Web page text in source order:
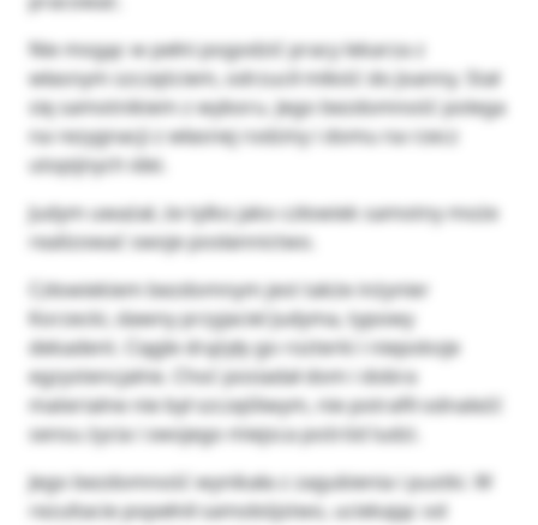
Nie mogąc w pełni pogodzić pracy lekarza z
własnym szczęściem, odrzucił miłość do Joanny. Stał
się samotnikiem z wyboru. Jego bezdomność polega
na rezygnacji z własnej rodziny i domu na rzecz
utopijnych idei.
Judym uważał, że tylko jako człowiek samotny może
realizować swoje posłannictwo.
Człowiekiem bezdomnym jest także inżynier
Korzecki, dawny przyjaciel Judyma, typowy
dekadent. Ciągle drążyły go rozterki i niepokoje
egzystencjalne. Choć posiadał dom i dobra
materialne nie był szczęśliwym, nie potrafił odnaleźć
sensu życia i swojego miejsca pośród ludzi.
Jego bezdomność wynikała z zagubienia i pustki. W
rezultacie popełnił samobójstwo, uciekając od